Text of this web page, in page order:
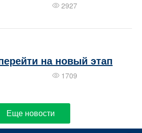
2927
на новый этап
1709
Еще новости